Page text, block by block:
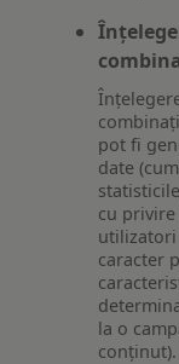
pot fi
date
cu
caracter
la o
conținut).